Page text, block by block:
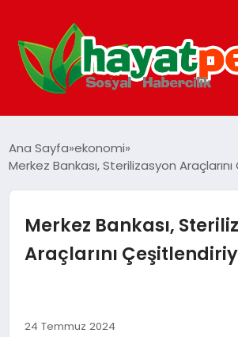
GUNCEL
SPOR & FITNESS
Ana Sayfa ekonomi
Merkez Bankası, Sterilizasyon
Merkez Bankası,
Araçlarını
24 Temmuz 2024